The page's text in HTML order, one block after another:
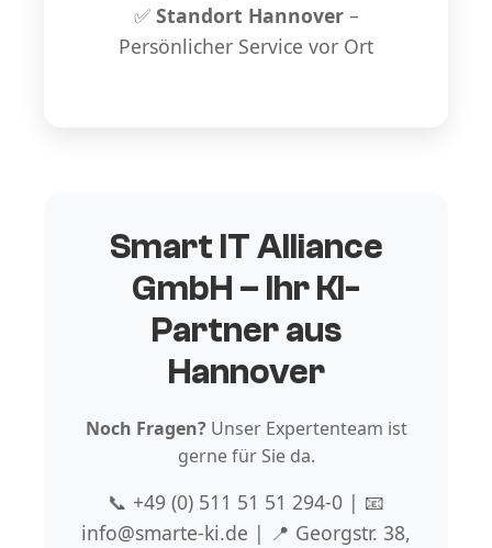
✅ Standort Hannover–
Persönlicher Service vor Ort
Smart IT Alliance
GmbH – Ihr KI-
Partner aus
Hannover
Noch Fragen?Unser Expertenteam ist
gerne für Sie da.
📞 +49 (0) 511 51 51 294-0 | 📧
info@smarte-ki.de | 📍 Georgstr. 38,